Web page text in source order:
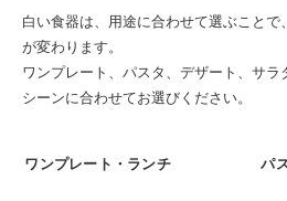
白い食器は、用途に合わせて選ぶことで
が変わります。
ワンプレート、パスタ、デザート、サ
シーンに合わせてお選びください。
ワンプレート・ランチ パ